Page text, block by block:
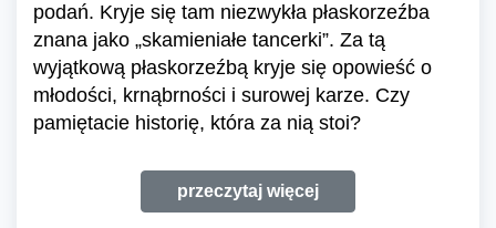
podań. Kryje się tam niezwykła płaskorzeźba
znana jako „skamieniałe tancerki”. Za tą
wyjątkową płaskorzeźbą kryje się opowieść o
młodości, krnąbrności i surowej karze. Czy
pamiętacie historię, która za nią stoi?
przeczytaj więcej